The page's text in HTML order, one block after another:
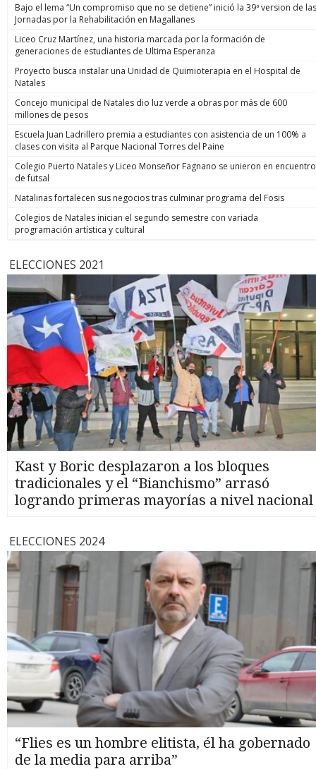
Bajo el lema “Un compromiso que no se detiene” inició la 39ª version de las
Jornadas por la Rehabilitación en Magallanes
Liceo Cruz Martínez, una historia marcada por la formación de
generaciones de estudiantes de Ultima Esperanza
Proyecto busca instalar una Unidad de Quimioterapia en el Hospital de
Natales
Concejo municipal de Natales dio luz verde a obras por más de 600
millones de pesos
Escuela Juan Ladrillero premia a estudiantes con asistencia de un 100% a
clases con visita al Parque Nacional Torres del Paine
Colegio Puerto Natales y Liceo Monseñor Fagnano se unieron en encuentro
de futsal
Natalinas fortalecen sus negocios tras culminar programa del Fosis
Colegios de Natales inician el segundo semestre con variada
programación artística y cultural
ELECCIONES 2021
Kast y Boric desplazaron a los bloques
tradicionales y el “Bianchismo” arrasó
logrando primeras mayorías a nivel nacional
ELECCIONES 2024
“Flies es un hombre elitista, él ha gobernado
de la media para arriba”